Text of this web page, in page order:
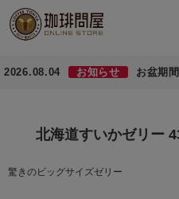
2026.08.04 お知らせ お盆期
北海道すいかゼリー
驚きのビッグサイズゼリー